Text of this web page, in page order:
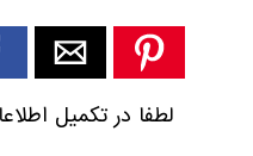
لطفا در تکمیل